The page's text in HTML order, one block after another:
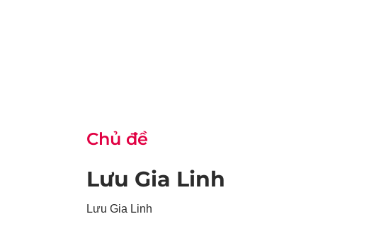
Chủ đề
Lưu Gia Linh
Lưu Gia Linh